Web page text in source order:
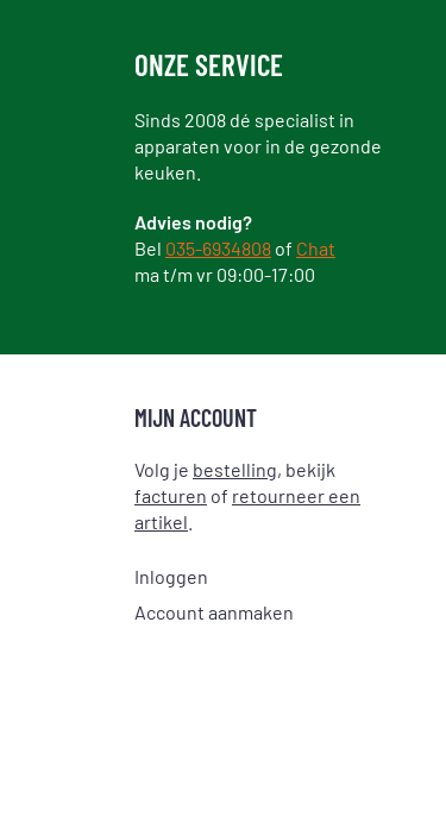
ONZE SERVICE
Sinds 2008 dé specialist in
apparaten voor in de gezonde
keuken.
Advies nodig?
Bel 035-6934808 of Chat
ma t/m vr 09:00-17:00
MIJN ACCOUNT
Volg je bestelling, bekijk
facturen of retourneer een
artikel
Inloggen
Account aanmaken